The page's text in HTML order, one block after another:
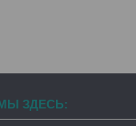
ЗДЕСЬ: